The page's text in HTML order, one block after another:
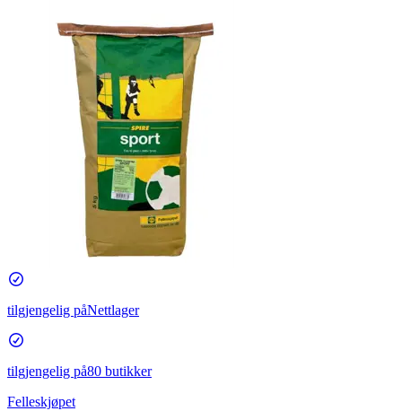
tilgjengelig påNettlager
tilgjengelig på80 butikker
Felleskjøpet